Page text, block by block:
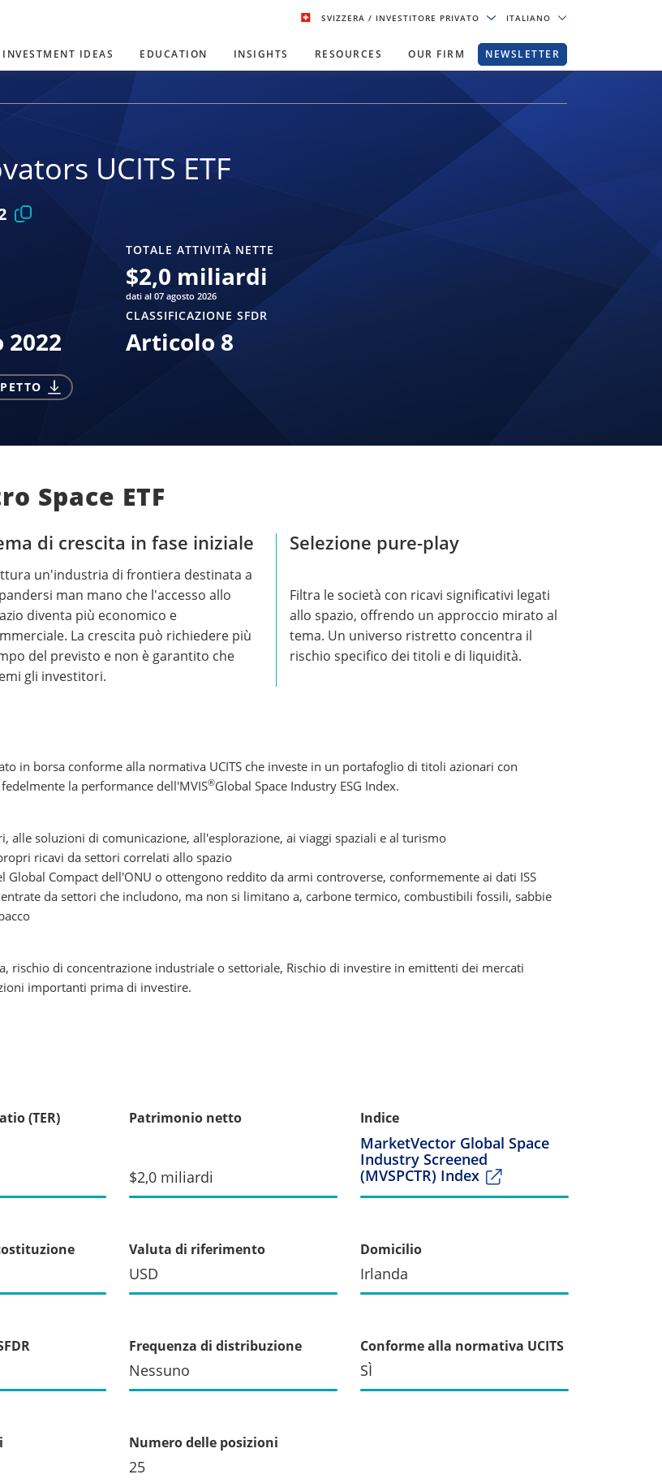
SVIZZERA/ INVESTITORE PRIVATO ITALIANO
INVESTMENT IDEAS EDUCATION INSIGHTS RESOURCES OUR FIRM NEWSLETTER
UCITS ETF
TOTALE ATTIVITÀ NETTE
$2,0 miliardi
dati al 07 agosto 2026
2022
CLASSIFICAZIONE SFDR
Articolo 8
Space ETF
di crescita in fase iniziale
un'industria di frontiera destinata a
man mano che l'accesso allo
diventa più economico e
La crescita può richiedere più
del previsto e non è garantito che
gli investitori.
Selezione pure-play
Filtra le società con ricavi significativi legati
allo spazio, offrendo un approccio mirato al
tema. Un universo ristretto concentra il
rischio specifico dei titoli e di liquidità.
in borsa conforme alla normativa UCITS che investe in un portafoglio di titoli azionari con
la performance dell'MVIS®Global Space Industry ESG Index.
alle soluzioni di comunicazione, all'esplorazione, ai viaggi spaziali e al turismo
ricavi da settori correlati allo spazio
Global Compact dell'ONU o ottengono reddito da armi controverse, conformemente ai dati ISS
da settori che includono, ma non si limitano a, carbone termico, combustibili fossili, sabbie
rischio di concentrazione industriale o settoriale, Rischio di investire in emittenti dei mercati
importanti prima di investire.
(TER) Patrimonio netto
$2,0 miliardi
Indice
MarketVector Global Space
Industry Screened
(MVSPCTR) Index
Valuta di riferimento
USD
Domicilio
Irlanda
Frequenza di distribuzione
Nessuno
Conforme alla normativa UCITS
SÌ
Numero delle posizioni
25